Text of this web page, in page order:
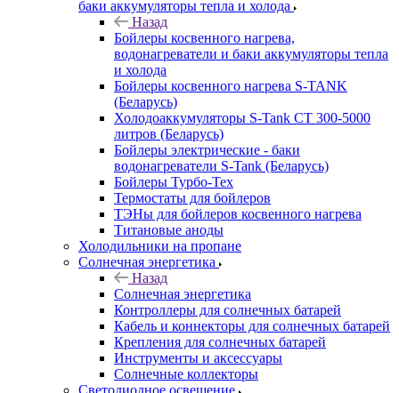
баки аккумуляторы тепла и холода
Назад
Бойлеры косвенного нагрева,
водонагреватели и баки аккумуляторы тепла
и холода
Бойлеры косвенного нагрева S-TANK
(Беларусь)
Холодоаккумуляторы S-Tank СТ 300-5000
литров (Беларусь)
Бойлеры электрические - баки
водонагреватели S-Tank (Беларусь)
Бойлеры Турбо-Тех
Термостаты для бойлеров
ТЭНы для бойлеров косвенного нагрева
Титановые аноды
Холодильники на пропане
Солнечная энергетика
Назад
Солнечная энергетика
Контроллеры для солнечных батарей
Кабель и коннекторы для солнечных батарей
Крепления для солнечных батарей
Инструменты и аксессуары
Солнечные коллекторы
Светодиодное освещение